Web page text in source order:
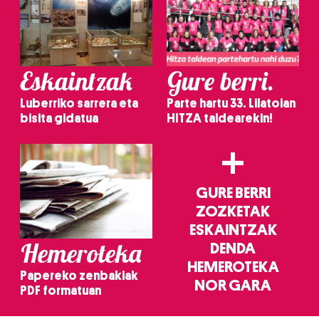
Eskaintzak
Luberriko sarrera eta
bisita gidatua
Gure berri.
Parte hartu 33. Lilatoian
HITZA taldearekin!
Hemeroteka
Papereko zenbakiak
PDF formatuan
+
GURE BERRI
ZOZKETAK
ESKAINTZAK
DENDA
HEMEROTEKA
NOR GARA